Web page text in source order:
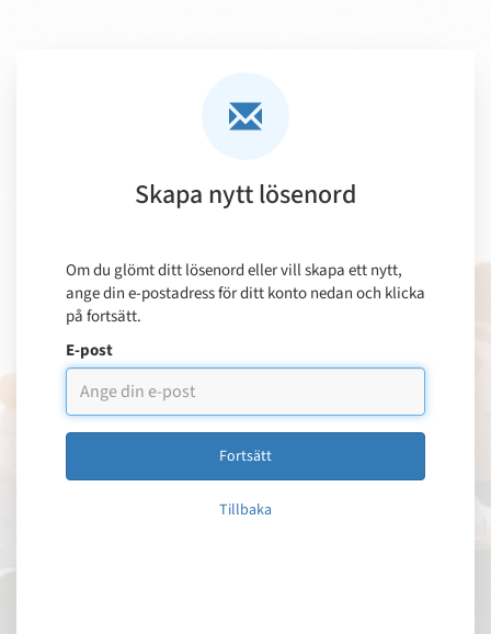
Skapa nytt lösenord
Om du glömt ditt lösenord eller vill skapa ett nytt,
ange din e-postadress för ditt konto nedan och klicka
på fortsätt.
E-post
Fortsätt
Tillbaka